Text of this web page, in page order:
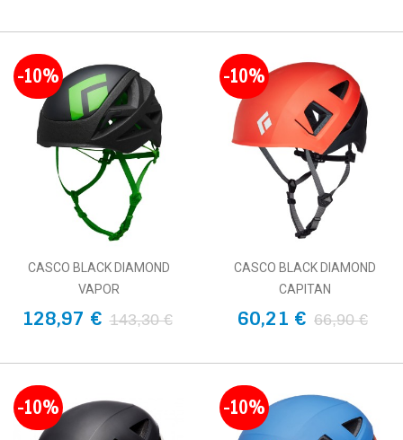
-10%
CASCO BLACK DIAMOND
VAPOR
128,97 € 143,30 €
-10%
CASCO BLACK DIAMOND
CAPITAN
60,21 € 66,90 €
-10% -10%